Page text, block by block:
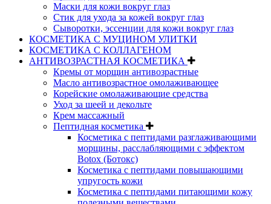
Маски для кожи вокруг глаз
Стик для ухода за кожей вокруг глаз
Сыворотки, эссенции для кожи вокруг глаз
КОСМЕТИКА С МУЦИНОМ УЛИТКИ
КОСМЕТИКА С КОЛЛАГЕНОМ
АНТИВОЗРАСТНАЯ КОСМЕТИКА
Кремы от морщин антивозрастные
Масло антивозрастное омолаживающее
Корейские омолаживающие средства
Уход за шеей и декольте
Крем массажный
Пептидная косметика
Косметика с пептидами разглаживающими
морщины, расслабляющими с эффектом
Botox (Ботокс)
Косметика с пептидами повышающими
упругость кожи
Косметика с пептидами питающими кожу